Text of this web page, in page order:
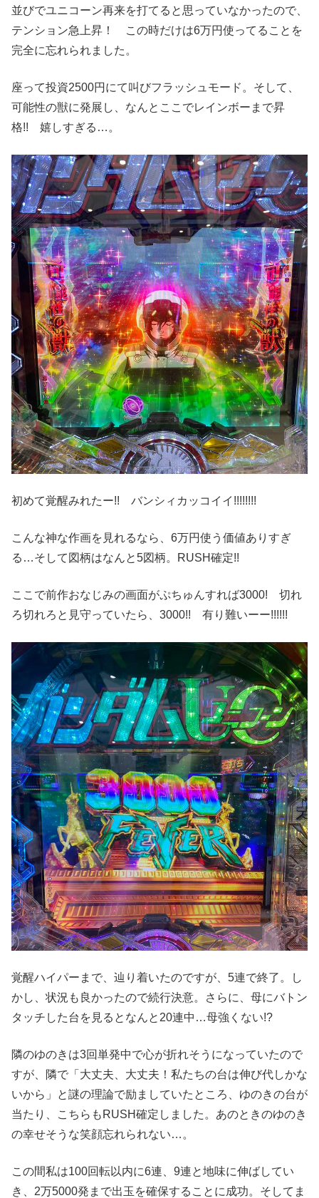
並びでユニコーン再来を打てると思っていなかったので、
テンション急上昇！ この時だけは6万円使ってることを
完全に忘れられました。
座って投資2500円にて叫びフラッシュモード。そして、
可能性の獣に発展し、なんとここでレインボーまで昇
格!! 嬉しすぎる…。
初めて覚醒みれたー!! バンシィカッコイイ!!!!!!!!
こんな神な作画を見れるなら、6万円使う価値ありすぎ
る…そして図柄はなんと5図柄。RUSH確定!!
ここで前作おなじみの画面がぷちゅんすれば3000! 切れ
ろ切れろと見守っていたら、3000!! 有り難いーー!!!!!!
覚醒ハイパーまで、辿り着いたのですが、5連で終了。し
かし、状況も良かったので続行決意。さらに、母にバトン
タッチした台を見るとなんと20連中…母強くない!?
隣のゆのきは3回単発中で心が折れそうになっていたので
すが、隣で「大丈夫、大丈夫！私たちの台は伸び代しかな
いから」と謎の理論で励ましていたところ、ゆのきの台が
当たり、こちらもRUSH確定しました。あのときのゆのき
の幸せそうな笑顔忘れられない…。
この間私は100回転以内に6連、9連と地味に伸ばしてい
き、2万5000発まで出玉を確保することに成功。そしてま